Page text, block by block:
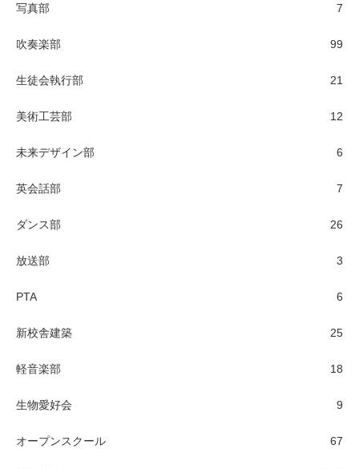
写真部 7
吹奏楽部 99
生徒会執行部 21
美術工芸部 12
未来デザイン部 6
英会話部 7
ダンス部 26
放送部 3
PTA 6
新校舎建築 25
軽音楽部 18
生物愛好会 9
オープンスクール 67